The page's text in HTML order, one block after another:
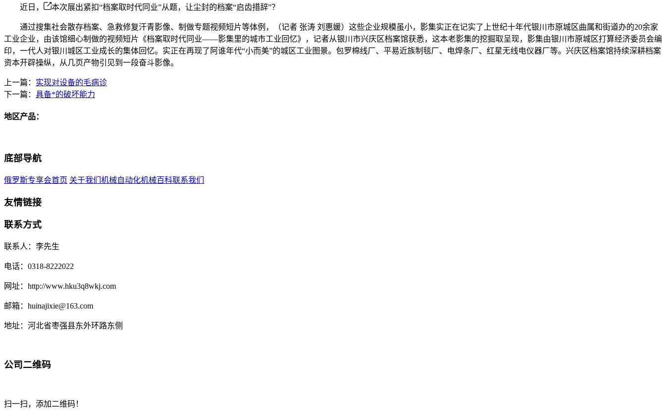
近日， 本次展出紧扣“档案取时代同业”从题，让尘封的档案“启齿措辞”？
通过搜集社会散存档案、急救修复汗青影像、制做专题视频短片等体例，（记者 张涛 刘惠媛）这些企业规模虽小，影集实正在记实了上世纪十年代银川市原城区曲属和街道办的20余家
工业企业，由该馆细心制做的视频短片《档案取时代同业——影集里的城市工业回忆》，记者从银川市兴庆区档案馆获悉，这本老影集的挖掘取呈现，影集由银川市原城区打算经济委员会编
印，一代人对银川城区工业成长的集体回忆。实正在再现了阿谁年代“小而美”的城区工业图景。包罗棉线厂、平易近族制毯厂、电焊条厂、红星无线电仪器厂等。兴庆区档案馆持续深耕档案
资本开辟操纵，从几页产物引见到一段奋斗影像。
上一篇： 实现对设备的毛病诊
下一篇： 具备*的破坏能力
地区产品：
底部导航
俄罗斯专享会首页 关于我们 机械自动化机械百科联系我们
友情链接
联系方式
联系人：李先生
电话：0318-8222022
网址：http://www.hku3q8wkj.com
邮箱：huinajixie@163.com
地址：河北省枣强县东外环路东侧
公司二维码
扫一扫，添加二维码！